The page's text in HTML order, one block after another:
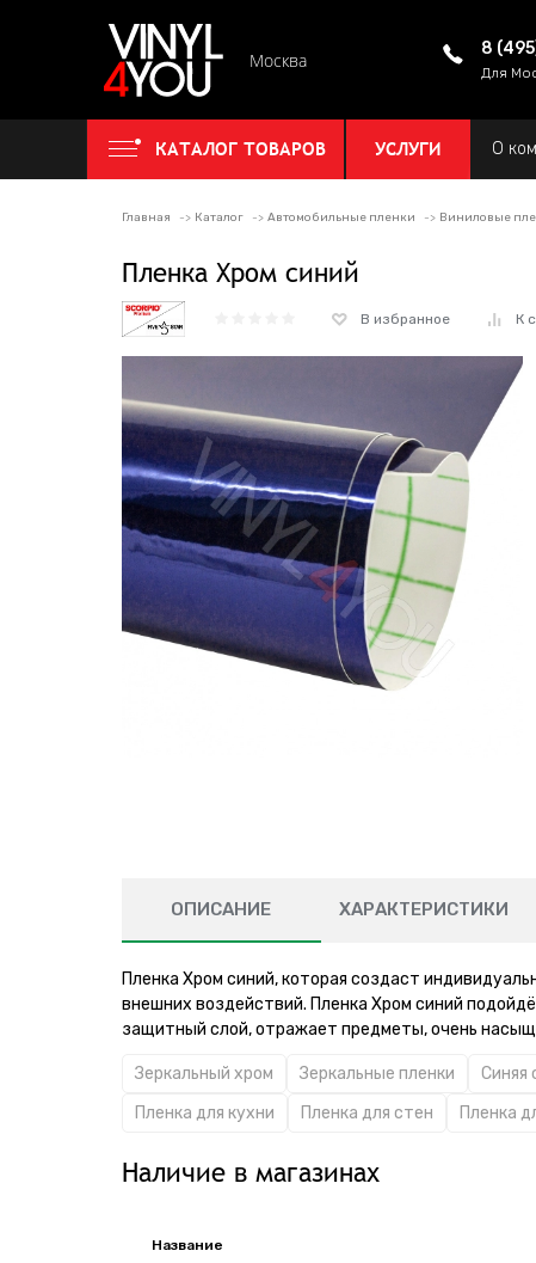
Москва
8
Для
КАТАЛОГ ТОВАРОВ УСЛУГИ О
Главная Каталог Автомобильные пленки Виниловые
Пленка Хром синий
В избранное К
ОПИСАНИЕ ХАРАКТЕРИСТИКИ
Пленка Хром синий, которая создаст
внешних воздействий. Пленка Хром синий
защитный слой, отражает предметы, очень
Зеркальный хром Зеркальные пленки Синяя
Пленка для кухни
Пленка для стен Пленка
Наличие в магазинах
Название